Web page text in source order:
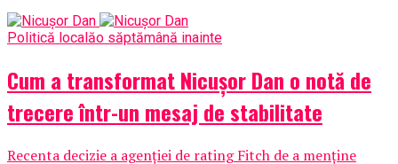
Politică localăo săptămână inainte
Cum a transformat Nicușor Dan o notă de
trecere într-un mesaj de stabilitate
Recenta decizie a agenției de rating Fitch de a menține